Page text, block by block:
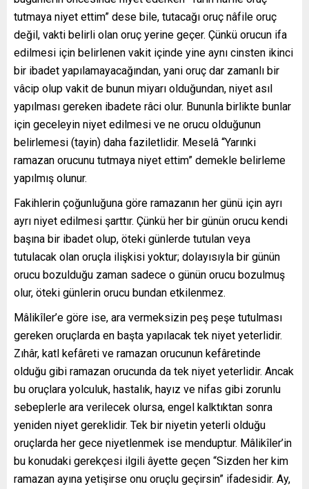
tutmaya niyet ettim” dese bile, tutacağı oruç nâfile oruç
değil, vakti belirli olan oruç yerine geçer. Çünkü orucun ifa
edilmesi için belirlenen vakit içinde yine aynı cinsten ikinci
bir ibadet yapılamayacağından, yani oruç dar zamanlı bir
vâcip olup vakit de bunun miyarı olduğundan, niyet asıl
yapılması gereken ibadete râci olur. Bununla birlikte bunlar
için geceleyin niyet edilmesi ve ne orucu olduğunun
belirlemesi (tayin) daha faziletlidir. Meselâ “Yarınki
ramazan orucunu tutmaya niyet ettim” demekle belirleme
yapılmış olunur.
Fakihlerin çoğunluğuna göre ramazanın her günü için ayrı
ayrı niyet edilmesi şarttır. Çünkü her bir günün orucu kendi
başına bir ibadet olup, öteki günlerde tutulan veya
tutulacak olan oruçla ilişkisi yoktur; dolayısıyla bir günün
orucu bozulduğu zaman sadece o günün orucu bozulmuş
olur, öteki günlerin orucu bundan etkilenmez.
Mâlikîler’e göre ise, ara vermeksizin peş peşe tutulması
gereken oruçlarda en başta yapılacak tek niyet yeterlidir.
Zıhâr, katl kefâreti ve ramazan orucunun kefâretinde
olduğu gibi ramazan orucunda da tek niyet yeterlidir. Ancak
bu oruçlara yolculuk, hastalık, hayız ve nifas gibi zorunlu
sebeplerle ara verilecek olursa, engel kalktıktan sonra
yeniden niyet gereklidir. Tek bir niyetin yeterli olduğu
oruçlarda her gece niyetlenmek ise menduptur. Mâlikîler’in
bu konudaki gerekçesi ilgili âyette geçen “Sizden her kim
ramazan ayına yetişirse onu oruçlu geçirsin” ifadesidir. Ay,